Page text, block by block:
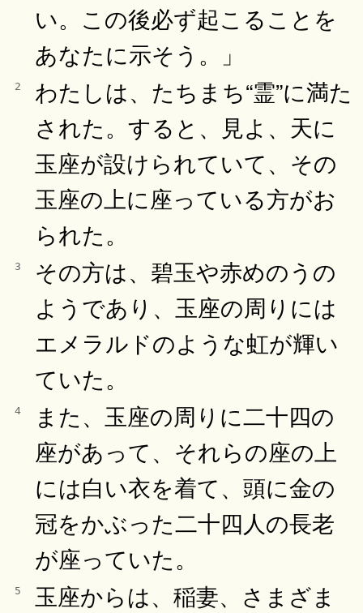
い。この後必ず起こることを
あなたに示そう。」
2
わたしは、たちまち“霊”に満た
された。すると、見よ、天に
玉座が設けられていて、その
玉座の上に座っている方がお
られた。
3
その方は、碧玉や赤めのうの
ようであり、玉座の周りには
エメラルドのような虹が輝い
ていた。
4
また、玉座の周りに二十四の
座があって、それらの座の上
には白い衣を着て、頭に金の
冠をかぶった二十四人の長老
が座っていた。
5
玉座からは、稲妻、さまざま